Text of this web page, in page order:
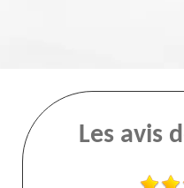
Les avis